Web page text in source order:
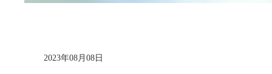
2023年08月08日